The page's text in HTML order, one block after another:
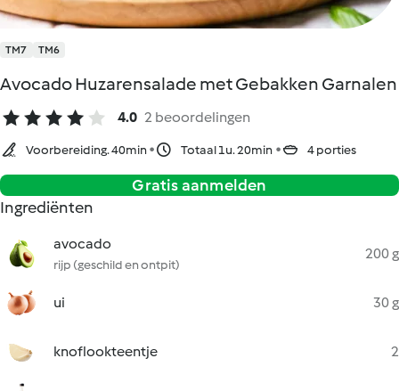
TM7 TM6
Avocado Huzarensalade met Gebakken Garnalen
4.0 2 beoordelingen
Voorbereiding. 40min Totaal 1u. 20min 4 porties
Gratis aanmelden
Ingrediënten
avocado
rijp (geschild en ontpit)
200 g
ui 30 g
knoflookteentje 2